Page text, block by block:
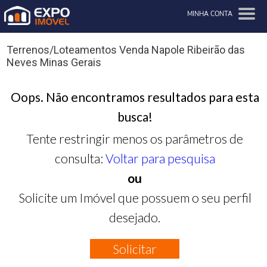
MINHA CONTA
Terrenos/Loteamentos Venda Napole Ribeirão das
Neves Minas Gerais
Oops. Não encontramos resultados para esta
busca!
Tente restringir menos os parâmetros de
consulta: Voltar para pesquisa
ou
Solicite um Imóvel que possuem o seu perfil
desejado.
Solicitar